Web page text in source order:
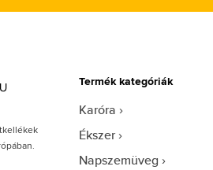
Termék kategóriák
Karóra
Ékszer
Napszemüveg